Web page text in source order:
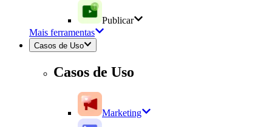
Publicar
Mais ferramentas
Casos de Uso
Casos de Uso
Marketing